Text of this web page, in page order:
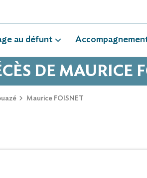
au défunt
DE MAURICE
Maurice FOISNET